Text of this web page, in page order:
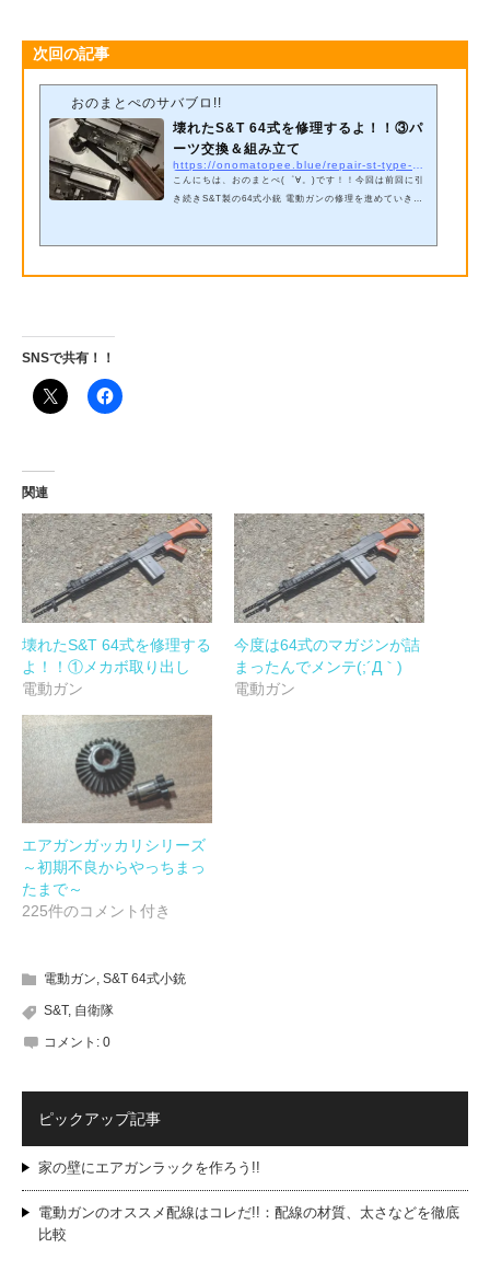
次回の記事
おのまとぺのサバブロ!!
壊れたS&T 64式を修理するよ！！③パ
ーツ交換＆組み立て
https://onomatopee.blue/repair-st-type-64-aeg-3
こんにちは、おのまとぺ(゜∀。)です！！今回は前回に引
き続きS&T製の64式小銃 電動ガンの修理を進めていきま
したので、今回は基板を取り外して完全にメカボックス
SNSで共有！！
関連
壊れたS&T 64式を修理する
よ！！①メカボ取り出し
電動ガン
今度は64式のマガジンが詰
まったんでメンテ(;´Д｀)
電動ガン
エアガンガッカリシリーズ
～初期不良からやっちまっ
たまで～
225件のコメント付き
電動ガン, S&T 64式小銃
S&T, 自衛隊
コメント: 0
ピックアップ記事
家の壁にエアガンラックを作ろう!!
電動ガンのオススメ配線はコレだ!!：配線の材質、太さなどを徹底
比較